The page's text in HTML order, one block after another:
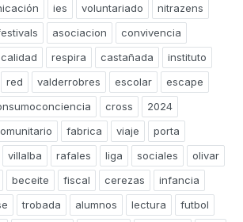
ies voluntariado
nitrazens
asociacion
convivencia
calidad respira castañada
instituto
red valderrobres escolar
escape
cross
2024
fabrica viaje
porta
villalba rafales liga sociales
olivar
beceite fiscal cerezas
infancia
trobada alumnos lectura
futbol